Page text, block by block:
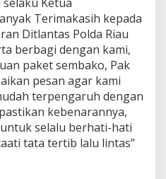
Terimakasih kepada
Ditlantas Polda Riau
berbagi dengan kami,
paket sembako, Pak
pesan agar kami
terpengaruh dengan
kebenarannya,
selalu berhati-hati
tata tertib lalu lintas”